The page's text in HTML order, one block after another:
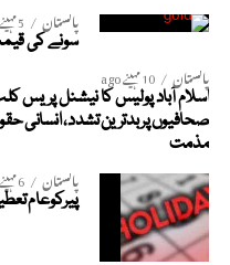
پاکستان 5 مہینے ago
سونے کی
پاکستان 10 مہینے ago
اسلام آباد پولیس کا نیشنل پریس
صحافیوں پر بدترین تشدد، انسانی
مذمت
پاکستان 6 مہینے ago
پیرکوعام